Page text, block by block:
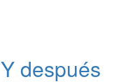
después